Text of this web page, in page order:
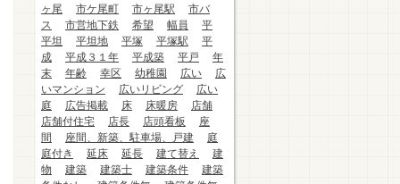
ヶ尾
市ケ尾町 市ヶ尾駅
市バ
ス
市営地下鉄 希望 幅員
平
平坦
平坦地 平塚 平塚駅
平
成
平成３１年 平成築 平戸
年
末
年齢 幸区 幼稚園 広い
広
いマンション
広いリビング
広い
庭
広告掲載 床 床暖房
店舗
店舗付住宅
店長 店頭看板
座
間
座間、新築、駐車場、戸建
庭
庭付き
延床 延長 建て替え
建
物
建築 建築士 建築条件
建築